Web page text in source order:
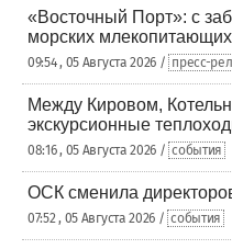
«Восточный Порт»: с
морских млекопитающих
09:54 , 05 Августа 2026 / пресс-
Между Кировом,
экскурсионные
08:16 , 05 Августа 2026 / события
ОСК сменила
07:52 , 05 Августа 2026 / события